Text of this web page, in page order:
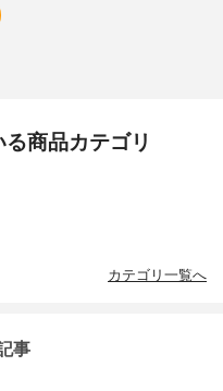
商品カテゴリ
カテゴリ一覧へ
事